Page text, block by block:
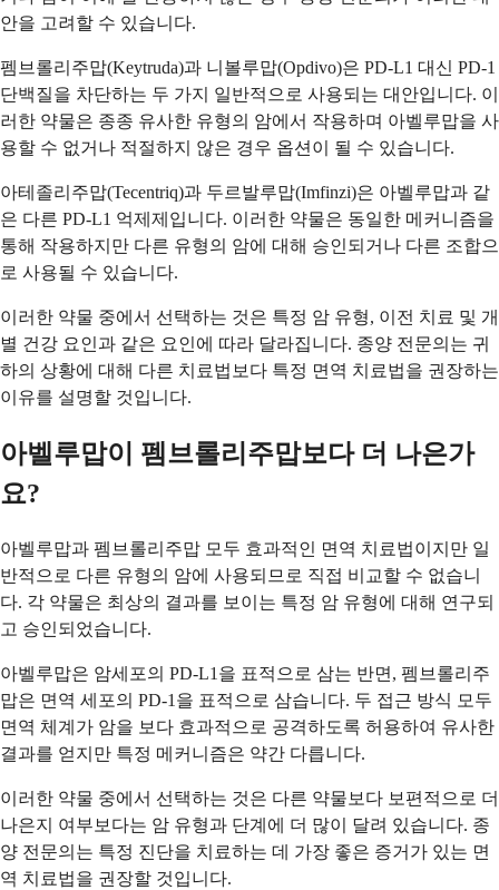
안을 고려할 수 있습니다.
펨브롤리주맙(Keytruda)과 니볼루맙(Opdivo)은 PD-L1 대신 PD-1
단백질을 차단하는 두 가지 일반적으로 사용되는 대안입니다. 이
러한 약물은 종종 유사한 유형의 암에서 작용하며 아벨루맙을 사
용할 수 없거나 적절하지 않은 경우 옵션이 될 수 있습니다.
아테졸리주맙(Tecentriq)과 두르발루맙(Imfinzi)은 아벨루맙과 같
은 다른 PD-L1 억제제입니다. 이러한 약물은 동일한 메커니즘을
통해 작용하지만 다른 유형의 암에 대해 승인되거나 다른 조합으
로 사용될 수 있습니다.
이러한 약물 중에서 선택하는 것은 특정 암 유형, 이전 치료 및 개
별 건강 요인과 같은 요인에 따라 달라집니다. 종양 전문의는 귀
하의 상황에 대해 다른 치료법보다 특정 면역 치료법을 권장하는
이유를 설명할 것입니다.
아벨루맙이 펨브롤리주맙보다 더 나은가
요?
아벨루맙과 펨브롤리주맙 모두 효과적인 면역 치료법이지만 일
반적으로 다른 유형의 암에 사용되므로 직접 비교할 수 없습니
다. 각 약물은 최상의 결과를 보이는 특정 암 유형에 대해 연구되
고 승인되었습니다.
아벨루맙은 암세포의 PD-L1을 표적으로 삼는 반면, 펨브롤리주
맙은 면역 세포의 PD-1을 표적으로 삼습니다. 두 접근 방식 모두
면역 체계가 암을 보다 효과적으로 공격하도록 허용하여 유사한
결과를 얻지만 특정 메커니즘은 약간 다릅니다.
이러한 약물 중에서 선택하는 것은 다른 약물보다 보편적으로 더
나은지 여부보다는 암 유형과 단계에 더 많이 달려 있습니다. 종
양 전문의는 특정 진단을 치료하는 데 가장 좋은 증거가 있는 면
역 치료법을 권장할 것입니다.